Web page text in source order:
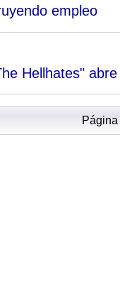
empleo
Hellhates"
Página